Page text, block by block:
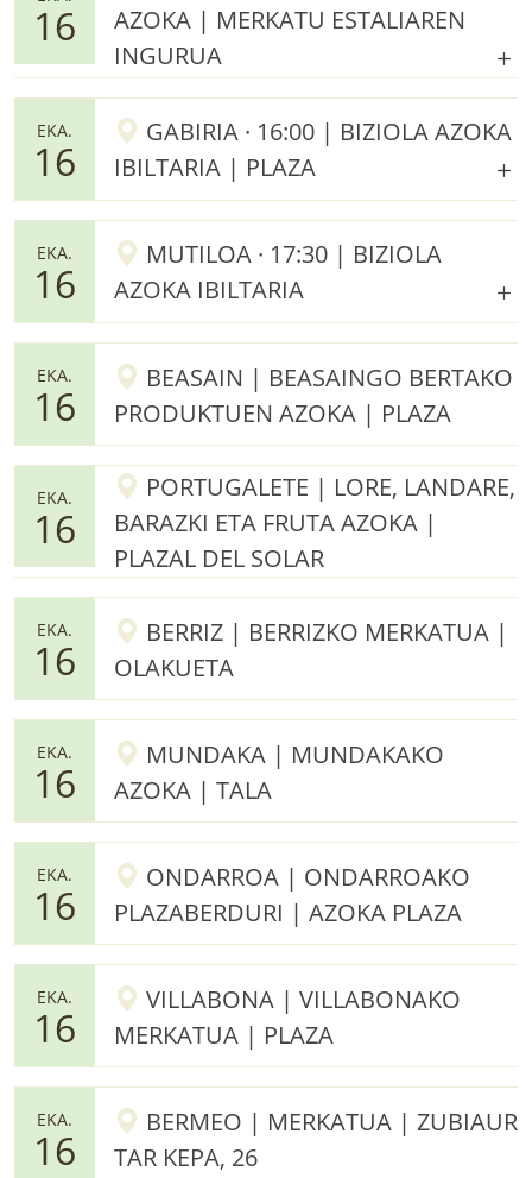
16
AZOKA | MERKATU ESTALIAREN
INGURUA
EKA.
16
GABIRIA · 16:00 | BIZIOLA AZOKA
IBILTARIA | PLAZA
EKA.
16
MUTILOA · 17:30 | BIZIOLA
AZOKA IBILTARIA
EKA.
16
BEASAIN | BEASAINGO BERTAKO
PRODUKTUEN AZOKA | PLAZA
EKA.
16
PORTUGALETE | LORE, LANDARE,
BARAZKI ETA FRUTA AZOKA |
PLAZAL DEL SOLAR
EKA.
16
BERRIZ | BERRIZKO MERKATUA |
OLAKUETA
EKA.
16
MUNDAKA | MUNDAKAKO
AZOKA | TALA
EKA.
16
ONDARROA | ONDARROAKO
PLAZABERDURI | AZOKA PLAZA
EKA.
16
VILLABONA | VILLABONAKO
MERKATUA | PLAZA
EKA.
16
BERMEO | MERKATUA | ZUBIAUR
TAR KEPA, 26